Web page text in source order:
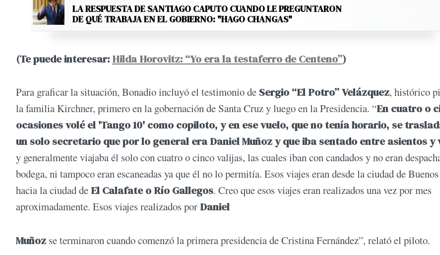
LA RESPUESTA DE SANTIAGO CAPUTO CUANDO LE PREGUNTARON
DE QUÉ TRABAJA EN EL GOBIERNO: "HAGO CHANGAS"
(Te puede interesar: Hilda Horovitz: “Yo era la testaferro de Centeno”)
Para graficar la situación, Bonadio incluyó el testimonio de Sergio “El Potro” Velázquez, histórico
la familia Kirchner, primero en la gobernación de Santa Cruz y luego en la Presidencia. “En cuatro o
ocasiones volé el 'Tango 10' como copiloto, y en ese vuelo, que no tenía horario, se
un solo secretario que por lo general era Daniel Muñoz y que iba sentado entre asientos y
y generalmente viajaba él solo con cuatro o cinco valijas, las cuales iban con candados y no eran
bodega, ni tampoco eran escaneadas ya que él no lo permitía. Esos viajes eran desde la ciudad de
hacia la ciudad de El Calafate o Río Gallegos. Creo que esos viajes eran realizados una vez por mes
aproximadamente. Esos viajes realizados por Daniel
Muñoz se terminaron cuando comenzó la primera presidencia de Cristina Fernández”, relató el piloto.